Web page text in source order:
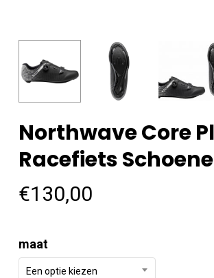
Northwave Core
Racefiets
€130,00
maat
Een optie kiezen